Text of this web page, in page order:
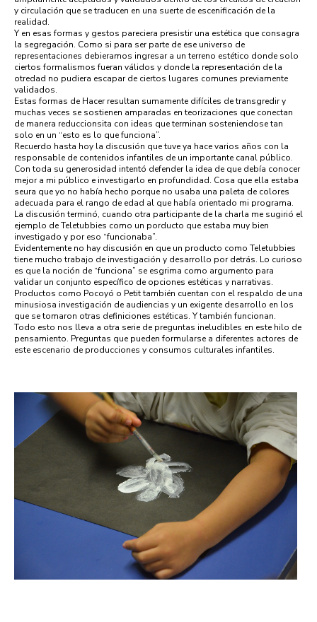
y circulación que se traducen en una suerte de escenificación de la
realidad.
Y en esas formas y gestos pareciera presistir una estética que consagra
la segregación. Como si para ser parte de ese universo de
representaciones debieramos ingresar a un terreno estético donde solo
ciertos formalismos fueran válidos y donde la representación de la
otredad no pudiera escapar de ciertos lugares comunes previamente
validados.
Estas formas de Hacer resultan sumamente difíciles de transgredir y
muchas veces se sostienen amparadas en teorizaciones que conectan
de manera reduccionsita con ideas que terminan sosteniendose tan
solo en un “esto es lo que funciona”.
Recuerdo hasta hoy la discusión que tuve ya hace varios años con la
responsable de contenidos infantiles de un importante canal público.
Con toda su generosidad intentó defender la idea de que debía conocer
mejor a mi público e investigarlo en profundidad. Cosa que ella estaba
seura que yo no había hecho porque no usaba una paleta de colores
adecuada para el rango de edad al que había orientado mi programa.
La discusión terminó, cuando otra participante de la charla me sugirió el
ejemplo de Teletubbies como un porducto que estaba muy bien
investigado y por eso “funcionaba”.
Evidentemente no hay discusión en que un producto como Teletubbies
tiene mucho trabajo de investigación y desarrollo por detrás. Lo curioso
es que la noción de “funciona” se esgrima como argumento para
validar un conjunto específico de opciones estéticas y narrativas.
Productos como Pocoyó o Petit también cuentan con el respaldo de una
minusiosa investigación de audiencias y un exigente desarrollo en los
que se tomaron otras definiciones estéticas. Y también funcionan.
Todo esto nos lleva a otra serie de preguntas ineludibles en este hilo de
pensamiento. Preguntas que pueden formularse a diferentes actores de
este escenario de producciones y consumos culturales infantiles.